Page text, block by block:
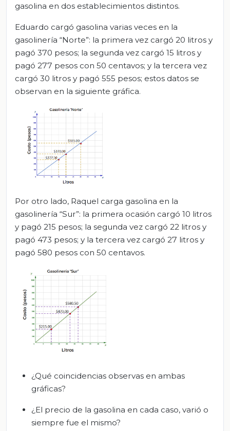
gasolina en dos establecimientos distintos.
Eduardo cargó gasolina varias veces en la
gasolinería “Norte”: la primera vez cargó 20 litros y
pagó 370 pesos; la segunda vez cargó 15 litros y
pagó 277 pesos con 50 centavos; y la tercera vez
cargó 30 litros y pagó 555 pesos; estos datos se
observan en la siguiente gráfica.
Por otro lado, Raquel carga gasolina en la
gasolinería “Sur”: la primera ocasión cargó 10 litros
y pagó 215 pesos; la segunda vez cargó 22 litros y
pagó 473 pesos; y la tercera vez cargó 27 litros y
pagó 580 pesos con 50 centavos.
¿Qué coincidencias observas en ambas
gráficas?
¿El precio de la gasolina en cada caso, varió o
siempre fue el mismo?